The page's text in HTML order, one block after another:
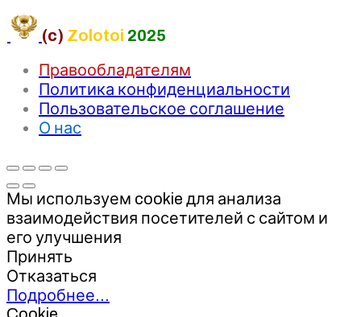
(c) Zolotoi 2025
Правообладателям
Политика конфиденциальности
Пользовательское соглашение
О нас
Мы используем cookie для анализа
взаимодействия посетителей с сайтом и
его улучшения
Принять
Отказаться
Подробнее…